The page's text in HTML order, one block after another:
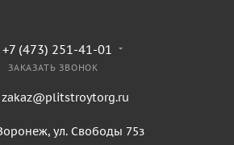
+7 (473) 251-41-01
ЗАКАЗАТЬ ЗВОНОК
zakaz@plitstroytorg.ru
ул. Свободы 75з